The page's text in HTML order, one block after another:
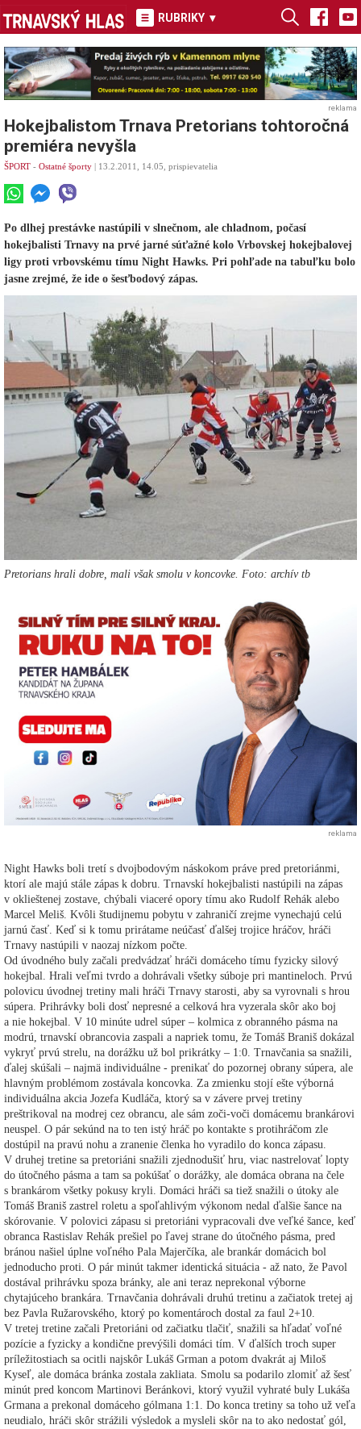
RUBRIKY ▾
reklama
Hokejbalistom Trnava Pretorians tohtoročná
premiéra nevyšla
ŠPORT - Ostatné športy | 13.2.2011, 14.05, prispievatelia
Po dlhej prestávke nastúpili v slnečnom, ale chladnom, počasí
hokejbalisti Trnavy na prvé jarné súťažné kolo Vrbovskej hokejbalovej
ligy proti vrbovskému tímu Night Hawks. Pri pohľade na tabuľku bolo
jasne zrejmé, že ide o šesťbodový zápas.
Pretorians hrali dobre, mali však smolu v koncovke. Foto: archív tb
reklama
Night Hawks boli tretí s dvojbodovým náskokom práve pred pretoriánmi,
ktorí ale majú stále zápas k dobru. Trnavskí hokejbalisti nastúpili na zápas
v oklieštenej zostave, chýbali viaceré opory tímu ako Rudolf Rehák alebo
Marcel Meliš. Kvôli študijnemu pobytu v zahraničí zrejme vynechajú celú
jarnú časť. Keď si k tomu prirátame neúčasť ďalšej trojice hráčov, hráči
Trnavy nastúpili v naozaj nízkom počte.
Od úvodného buly začali predvádzať hráči domáceho tímu fyzicky silový
hokejbal. Hrali veľmi tvrdo a dohrávali všetky súboje pri mantineloch. Prvú
polovicu úvodnej tretiny mali hráči Trnavy starosti, aby sa vyrovnali s hrou
súpera. Prihrávky boli dosť nepresné a celková hra vyzerala skôr ako boj
a nie hokejbal. V 10 minúte udrel súper – kolmica z obranného pásma na
modrú, trnavskí obrancovia zaspali a napriek tomu, že Tomáš Braniš dokázal
vykryť prvú strelu, na dorážku už bol prikrátky – 1:0. Trnavčania sa snažili,
ďalej skúšali – najmä individuálne - prenikať do pozornej obrany súpera, ale
hlavným problémom zostávala koncovka. Za zmienku stojí ešte výborná
individuálna akcia Jozefa Kudláča, ktorý sa v závere prvej tretiny
preštrikoval na modrej cez obrancu, ale sám zoči-voči domácemu brankárovi
neuspel. O pár sekúnd na to ten istý hráč po kontakte s protihráčom zle
dostúpil na pravú nohu a zranenie členka ho vyradilo do konca zápasu.
V druhej tretine sa pretoriáni snažili zjednodušiť hru, viac nastrelovať lopty
do útočného pásma a tam sa pokúšať o dorážky, ale domáca obrana na čele
s brankárom všetky pokusy kryli. Domáci hráči sa tiež snažili o útoky ale
Tomáš Braniš zastrel roletu a spoľahlivým výkonom nedal ďalšie šance na
skórovanie. V polovici zápasu si pretoriáni vypracovali dve veľké šance, keď
obranca Rastislav Rehák prešiel po ľavej strane do útočného pásma, pred
bránou našiel úplne voľného Pala Majerčíka, ale brankár domácich bol
jednoducho proti. O pár minút takmer identická situácia - až nato, že Pavol
dostával prihrávku spoza bránky, ale ani teraz neprekonal výborne
chytajúceho brankára. Trnavčania dohrávali druhú tretinu a začiatok tretej aj
bez Pavla Ružarovského, ktorý po komentároch dostal za faul 2+10.
V tretej tretine začali Pretoriáni od začiatku tlačiť, snažili sa hľadať voľné
pozície a fyzicky a kondične prevýšili domáci tím. V ďalších troch super
príležitostiach sa ocitli najskôr Lukáš Grman a potom dvakrát aj Miloš
Kyseľ, ale domáca bránka zostala zakliata. Smolu sa podarilo zlomiť až šesť
minút pred koncom Martinovi Beránkovi, ktorý využil vyhraté buly Lukáša
Grmana a prekonal domáceho gólmana 1:1. Do konca tretiny sa toho už veľa
neudialo, hráči skôr strážili výsledok a mysleli skôr na to ako nedostať gól,